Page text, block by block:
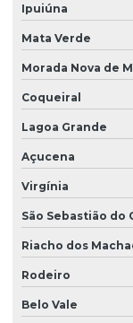
Ipuiúna
Mata Verde
Morada Nova de
Coqueiral
Lagoa Grande
Açucena
Virgínia
São Sebastião do
Riacho dos
Rodeiro
Belo Vale